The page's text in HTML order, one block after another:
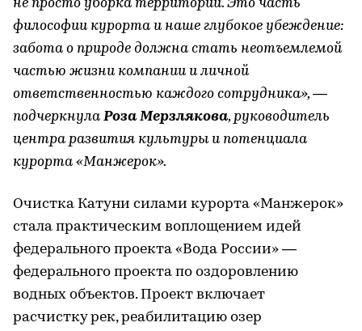
не просто уборка территории. Это часть
философии курорта и наше глубокое убеждение:
забота о природе должна стать неотъемлемой
частью жизни компании и личной
ответственностью каждого сотрудника», —
подчеркнула Роза Мерзлякова, руководитель
центра развития культуры и потенциала
курорта «Манжерок».
Очистка Катуни силами курорта «Манжерок»
стала практическим воплощением идей
федерального проекта «Вода России» —
федерального проекта по оздоровлению
водных объектов. Проект включает
расчистку рек, реабилитацию озер